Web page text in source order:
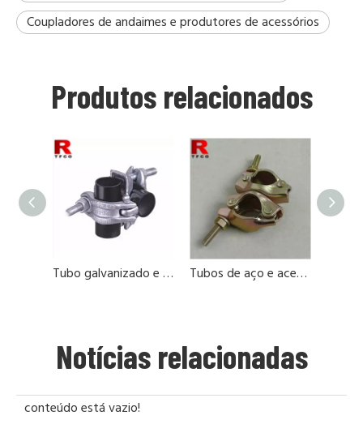
Coupladores de andaimes e produtores de acessórios
Produtos relacionados
Tubo galvanizado e acessórios para andaimes Tubos de aço e acessórios galvanziados
Notícias relacionadas
conteúdo está vazio!